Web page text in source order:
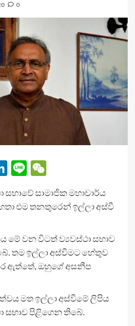
0
LinkedIn
Line
සාමාජික මහාචාර්ය
එම තනතුරෙන් ඉල්ලා අස්වී
මේ වන විටත් ව්‍යවස්ථා සභාව
තම ඉල්ලා අස්වීමට හේතුව
ඇත්තේ, ඔහුගේ අසනීප
මත ඉල්ලා අස්වීමේ ලිපිය
සභාව පිළිගෙන තිබේ.